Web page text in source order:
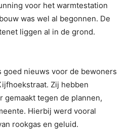
voor het warmtestation
was wel al begonnen. De
liggen al in de grond.
goed nieuws voor de bewoners
Zij hebben
gemaakt tegen de plannen,
Hierbij werd vooral
rookgas en geluid.